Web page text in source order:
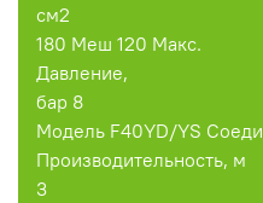
см2
180 Меш 120 Макс.
Давление,
бар 8
Модель F40YD/YS
Производительность, м
3